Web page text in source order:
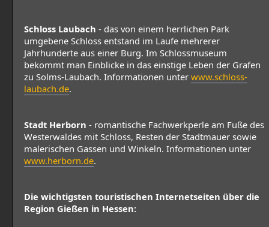
Schloss Laubach - das von einem herrlichen Park
umgebene Schloss entstand im Laufe mehrerer
Jahrhunderte aus einer Burg. Im Schlossmuseum
bekommt man Einblicke in das einstige Leben der Grafen
zu Solms-Laubach. Informationen unter www.schloss-
laubach.de.
Stadt Herborn - romantische Fachwerkperle am Fuße des
Westerwaldes mit Schloss, Resten der Stadtmauer sowie
malerischen Gassen und Winkeln. Informationen unter
www.herborn.de.
Die wichtigsten touristischen Internetseiten über die
Region Gießen in Hessen: